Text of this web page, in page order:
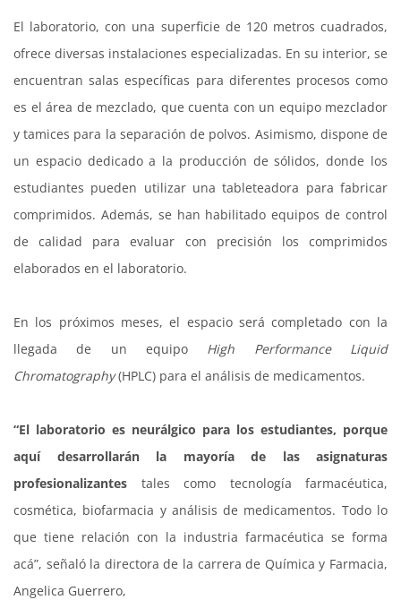
El laboratorio, con una superficie de 120 metros cuadrados,
ofrece diversas instalaciones especializadas. En su interior, se
encuentran salas específicas para diferentes procesos como
es el área de mezclado, que cuenta con un equipo mezclador
y tamices para la separación de polvos. Asimismo, dispone de
un espacio dedicado a la producción de sólidos, donde los
estudiantes pueden utilizar una tableteadora para fabricar
comprimidos. Además, se han habilitado equipos de control
de calidad para evaluar con precisión los comprimidos
elaborados en el laboratorio.
En los próximos meses, el espacio será completado con la
llegada de un equipo High Performance Liquid
Chromatography(HPLC) para el análisis de medicamentos.
“El laboratorio es neurálgico para los estudiantes, porque
aquí desarrollarán la mayoría de las asignaturas
profesionalizantes tales como tecnología farmacéutica,
cosmética, biofarmacia y análisis de medicamentos. Todo lo
que tiene relación con la industria farmacéutica se forma
acá”, señaló la directora de la carrera de Química y Farmacia,
Angelica Guerrero,